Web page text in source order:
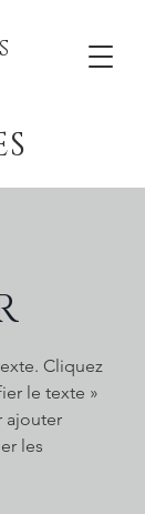
Cliquez
le texte »
ajouter
les